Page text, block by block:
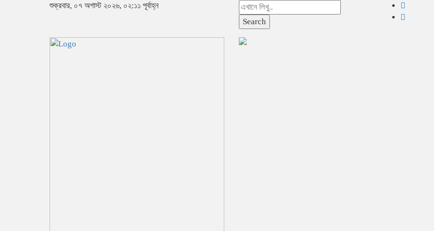
শুক্রবার, ০৭ অগাস্ট ২০২৬, ০২:১১ পূর্বাহ্ন
Search